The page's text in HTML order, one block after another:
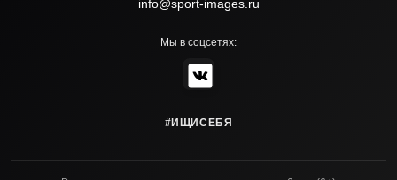
info@sport-images.ru
Мы в соцсетях:
#ИЩИСЕБЯ